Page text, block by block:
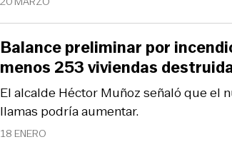
18 ENERO
El alcalde Héctor Muñoz señaló que el
llamas podría aumentar.
Balance preliminar por
menos 253 viviendas